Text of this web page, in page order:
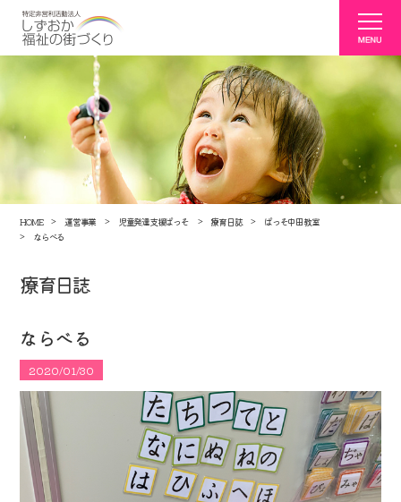
HOME 運営事業 児童発達支援ぱっそ 療育日誌
ぱっそ中田教室
ならべる
療育日誌
ならべる
2020/01/30